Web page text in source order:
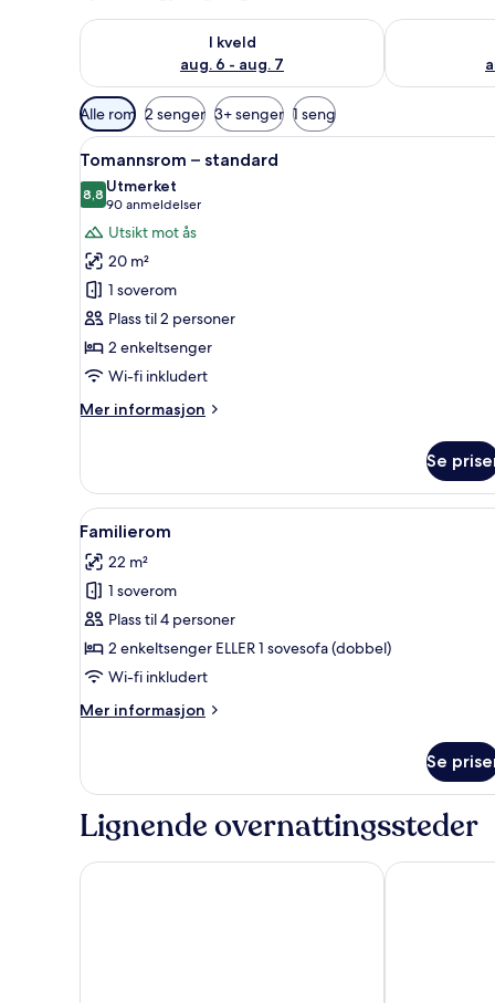
I kveld
aug. 6 - aug. 7
Sjekk tilgjengelighet for i kveld, aug. 6 - aug. 7
Sjekk
Tilgjengelige
filtre
for
rom
Alle rom 2 senger 3+ senger 1 seng
Åpne
alle
bildene
av
Tomannsrom
–
standard
Tomannsrom – standard |
7
Tomannsrom – standard
8,88,8 av 10
Utmerket
90 anmeldelser
(90
anmeldelser)
Utsikt mot ås
20 m²
1 soverom
Plass til 2 personer
2 enkeltsenger
Wi-fi inkludert
Mer informasjon
Mer
–
standard
Se
Åpne
alle
bildene
av
Familierom
Familierom | Senger med
6
Familierom
22 m²
1 soverom
Plass til 4 personer
2 enkeltsenger ELLER 1 sovesofa (dobbel)
Wi-fi inkludert
Mer informasjon
Mer
Se
Lignende overnattingssteder
Dr. Holms Hotel Ustedalen